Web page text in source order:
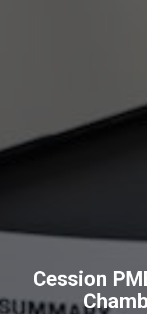
Cession